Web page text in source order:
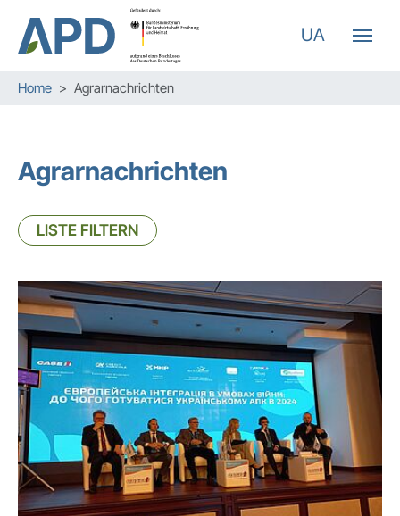
Zum Hauptinhalt springen
Skip to page footer
UA
Sie sind hier:
Home Agrarnachrichten
Agrarnachrichten
LISTE FILTERN